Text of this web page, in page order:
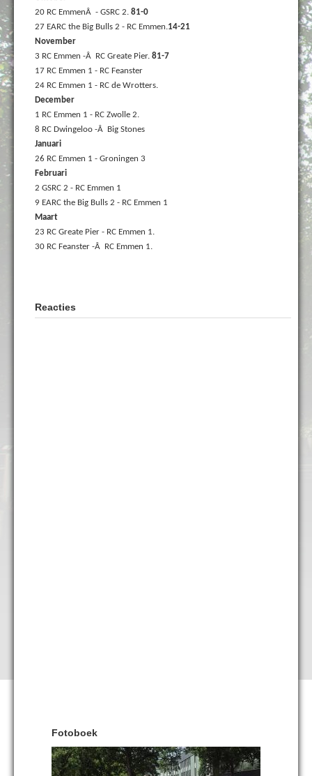
20 RC EmmenÂ - GSRC 2. 81-0
27 EARC the Big Bulls 2 - RC Emmen.14-21
November
3 RC Emmen -Â RC Greate Pier. 81-7
17 RC Emmen 1 - RC Feanster
24 RC Emmen 1 - RC de Wrotters.
December
1 RC Emmen 1 - RC Zwolle 2.
8 RC Dwingeloo -Â Big Stones
Januari
26 RC Emmen 1 - Groningen 3
Februari
2 GSRC 2 - RC Emmen 1
9 EARC the Big Bulls 2 - RC Emmen 1
Maart
23 RC Greate Pier - RC Emmen 1.
30 RC Feanster -Â RC Emmen 1.
Reacties
Fotoboek